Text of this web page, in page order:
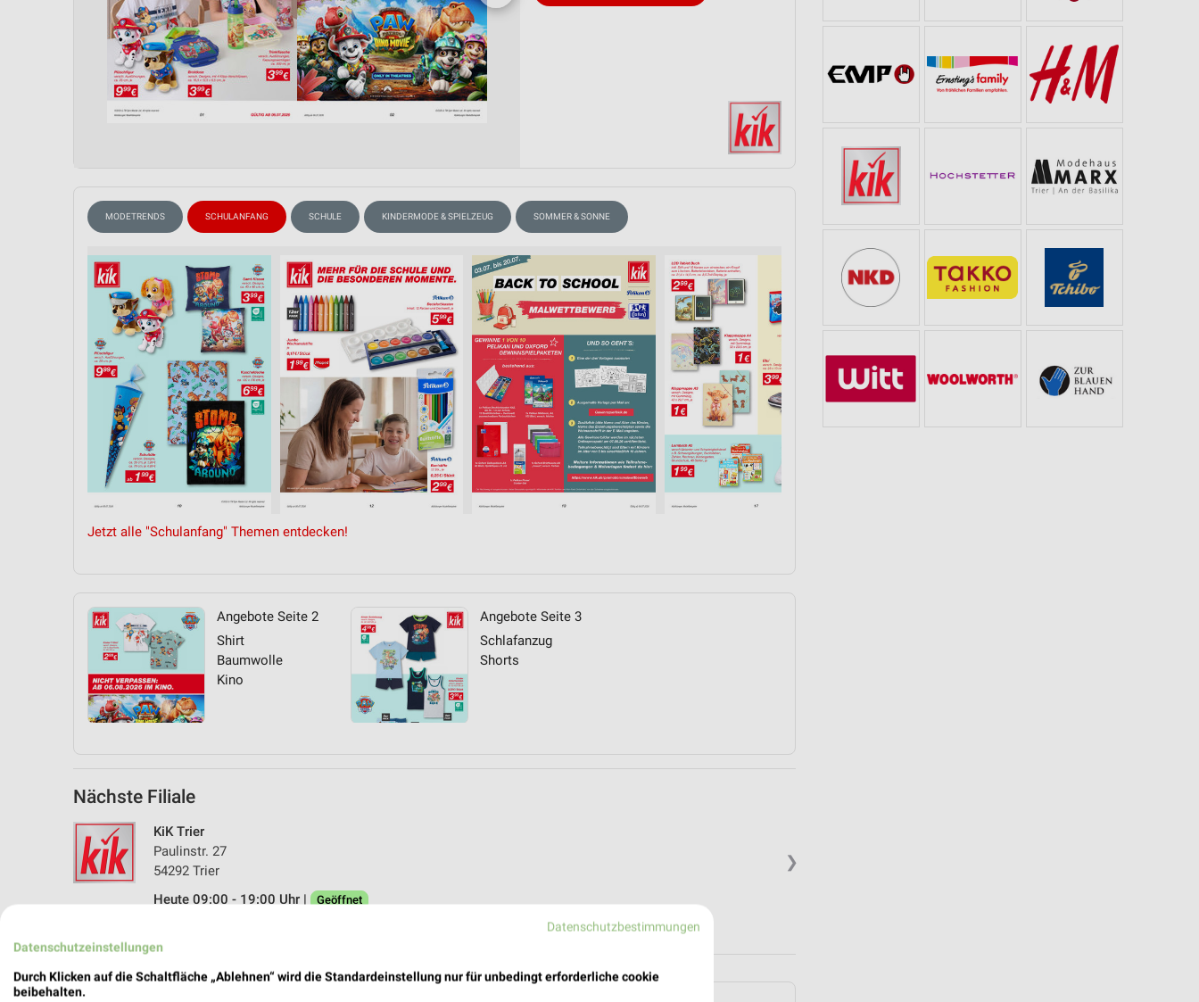
MODETRENDS SCHULANFANG SCHULE KINDERMODE & SPIELZEUG SOMMER & SONNE
Jetzt alle "Schulanfang" Themen entdecken!
Angebote Seite 2
Shirt
Baumwolle
Kino
Angebote Seite 3
Schlafanzug
Shorts
Nächste Filiale
❯
KiK Trier
Paulinstr. 27
54292 Trier
Heute 09:00 - 19:00 Uhr |
Geöffnet
Datenschutzbestimmungen
Datenschutzeinstellungen
Durch Klicken auf die Schaltfläche „Ablehnen“ wird die Standardeinstellung nur für unbedingt erforderliche cookie
beibehalten.